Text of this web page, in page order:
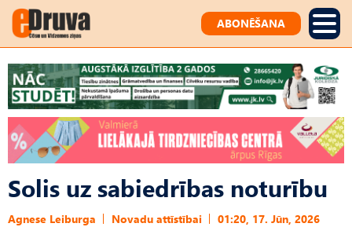
ABONĒŠANA
Solis uz sabiedrības noturību
Agnese Leiburga Novadu attīstībai 01:20, 17. Jūn, 2026